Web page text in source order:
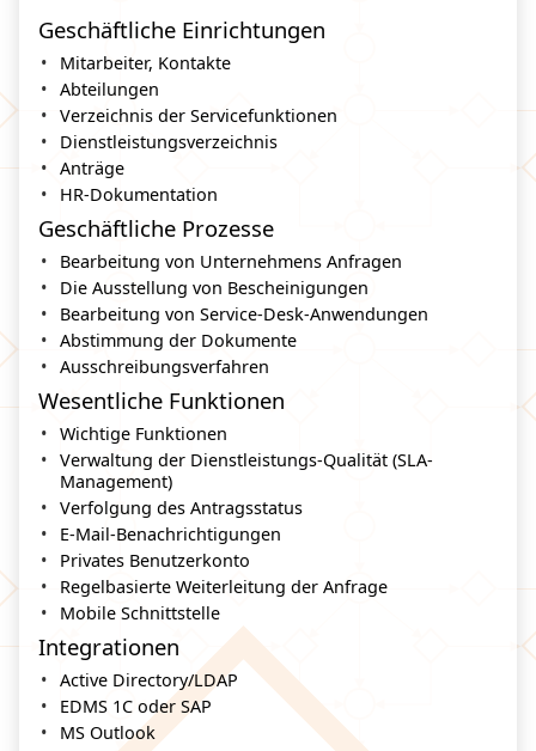
Geschäftliche Einrichtungen
Mitarbeiter, Kontakte
Abteilungen
Verzeichnis der Servicefunktionen
Dienstleistungsverzeichnis
Anträge
HR-Dokumentation
Geschäftliche Prozesse
Bearbeitung von Unternehmens Anfragen
Die Ausstellung von Bescheinigungen
Bearbeitung von Service-Desk-Anwendungen
Abstimmung der Dokumente
Ausschreibungsverfahren
Wesentliche Funktionen
Wichtige Funktionen
Verwaltung der Dienstleistungs-Qualität (SLA-
Management)
Verfolgung des Antragsstatus
E-Mail-Benachrichtigungen
Privates Benutzerkonto
Regelbasierte Weiterleitung der Anfrage
Mobile Schnittstelle
Integrationen
Active Directory/LDAP
EDMS 1C oder SAP
MS Outlook